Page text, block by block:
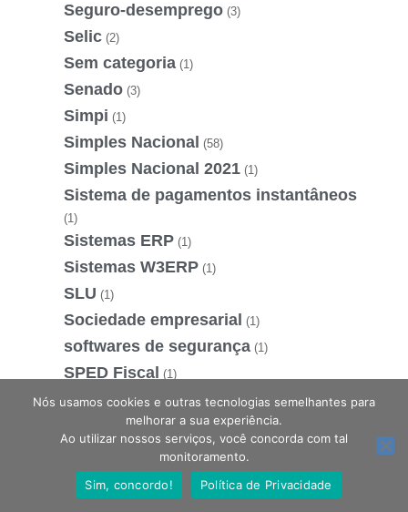
Seguro-desemprego (3)
Selic (2)
Sem categoria (1)
Senado (3)
Simpi (1)
Simples Nacional (58)
Simples Nacional 2021 (1)
Sistema de pagamentos instantâneos
(1)
Sistemas ERP (1)
Sistemas W3ERP (1)
SLU (1)
Sociedade empresarial (1)
softwares de segurança (1)
SPED Fiscal (1)
Startup (2)
Substituir Empréstimos
Supremo Tribunal Federal (1)
Estamos online, podemos te ajudar?
Nós usamos cookies e outras tecnologias semelhantes para
melhorar a sua experiência.
Ao utilizar nossos serviços, você concorda com tal
monitoramento.
Sim, concordo!
Política de Privacidade